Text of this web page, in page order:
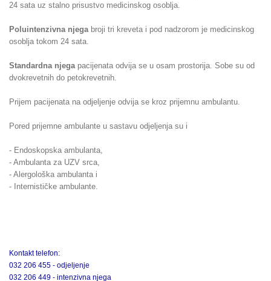
24 sata uz stalno prisustvo medicinskog osoblja.
Poluintenzivna njegabroji tri kreveta i pod nadzorom je medicinskog
osoblja tokom 24 sata.
Standardna njegapacijenata odvija se u osam prostorija. Sobe su od
dvokrevetnih do petokrevetnih.
Prijem pacijenata na odjeljenje odvija se kroz prijemnu ambulantu.
Pored prijemne ambulante u sastavu odjeljenja su i
- Endoskopska ambulanta,
- Ambulanta za UZV srca,
- Alergološka ambulanta i
- Internističke ambulante.
Kontakt telefon:
032 206 455 - odjeljenje
032 206 449 - intenzivna njega